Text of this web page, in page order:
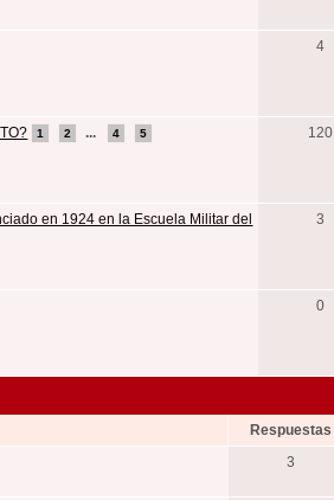
4
1 2 ... 4 5 120
en 1924 en la Escuela Militar del
3
0
Respuestas
3